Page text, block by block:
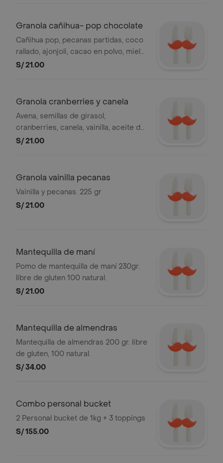
Granola cañihua- pop chocolate
Cañihua pop, pecanas partidas, coco
rallado, ajonjoli, cacao en polvo, miel
de abeja, aceite de coco. 225gr.
S/ 21.00
Granola cranberries y canela
Avena, semillas de girasol,
cranberries, canela, vainilla, aceite de
coco. 225gr.
S/ 21.00
Granola vainilla pecanas
Vainilla y pecanas. 225 gr
S/ 21.00
Mantequilla de maní
Pomo de mantequilla de maní 230gr.
libre de gluten 100 natural.
S/ 21.00
Mantequilla de almendras
Mantequilla de almendras 200 gr. libre
de gluten, 100 natural.
S/ 34.00
Combo personal bucket
2 Personal bucket de 1kg + 3 toppings
S/ 155.00